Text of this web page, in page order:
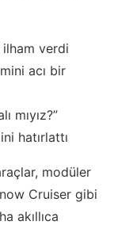
ilham verdi
acı bir
mıyız?”
hatırlattı
modüler
Cruiser gibi
akıllıca